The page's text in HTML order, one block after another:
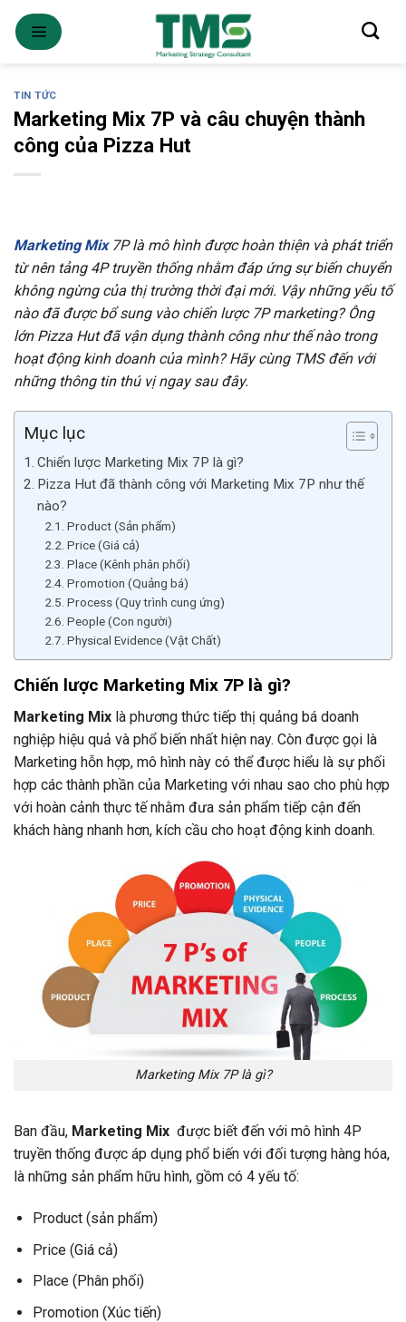
Skip
content
TIN TỨC
Marketing Mix 7P và câu chuyện thành
công của Pizza Hut
Marketing Mix7P là mô hình được hoàn thiện và phát triển
từ nên tảng 4P truyền thống nhằm đáp ứng sự biến chuyển
không ngừng của thị trường thời đại mới. Vậy những yếu tố
nào đã được bổ sung vào chiến lược 7P marketing? Ông
lớn Pizza Hut đã vận dụng thành công như thế nào trong
hoạt động kinh doanh của mình? Hãy cùng TMS đến với
những thông tin thú vị ngay sau đây.
Mục lục
Chiến lược Marketing Mix 7P là gì?
Pizza Hut đã thành công với Marketing Mix 7P như thế
nào?
Product (Sản phẩm)
Price (Giá cả)
Place (Kênh phân phối)
Promotion (Quảng bá)
Process (Quy trình cung ứng)
People (Con người)
Physical Evidence (Vật Chất)
Chiến lược Marketing Mix 7P là gì?
Marketing Mix là phương thức tiếp thị quảng bá doanh
nghiệp hiệu quả và phổ biến nhất hiện nay. Còn được gọi là
Marketing hỗn hợp, mô hình này có thể được hiểu là sự phối
hợp các thành phần của Marketing với nhau sao cho phù hợp
với hoàn cảnh thực tế nhằm đưa sản phẩm tiếp cận đến
khách hàng nhanh hơn, kích cầu cho hoạt động kinh doanh.
Marketing Mix 7P là gì?
Ban đầu, Marketing Mix được biết đến với mô hình 4P
truyền thống được áp dụng phổ biến với đối tượng hàng hóa,
là những sản phẩm hữu hình, gồm có 4 yếu tố:
Product (sản phẩm)
Price (Giá cả)
Place (Phân phối)
Promotion (Xúc tiến)